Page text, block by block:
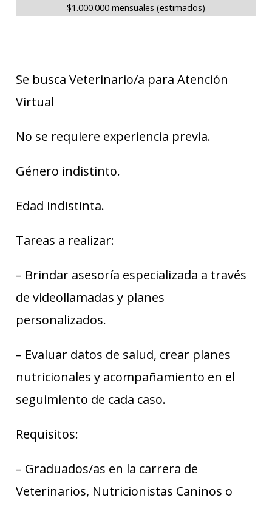
$1.000.000 mensuales (estimados)
Se busca Veterinario/a para Atención
Virtual
No se requiere experiencia previa.
Género indistinto.
Edad indistinta.
Tareas a realizar:
– Brindar asesoría especializada a través
de videollamadas y planes
personalizados.
– Evaluar datos de salud, crear planes
nutricionales y acompañamiento en el
seguimiento de cada caso.
Requisitos:
– Graduados/as en la carrera de
Veterinarios, Nutricionistas Caninos o